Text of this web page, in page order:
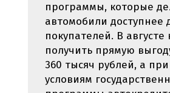
программы, которые
автомобили доступнее
покупателей. В
получить прямую
360 тысяч рублей, а
условиям